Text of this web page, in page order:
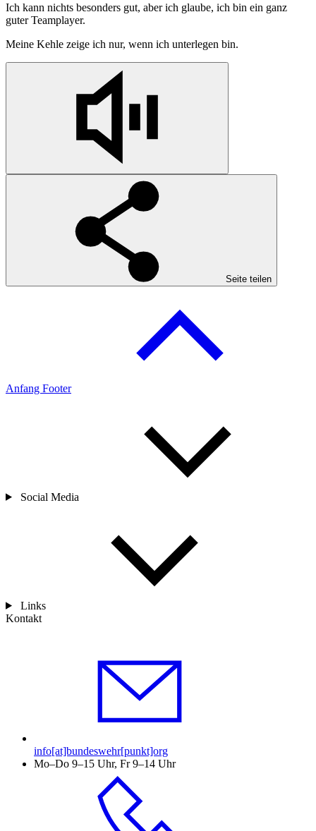
Ich kann nichts besonders gut, aber ich glaube, ich bin ein ganz
guter Teamplayer.
Meine Kehle zeige ich nur, wenn ich unterlegen bin.
Seite teilen
Anfang Footer
Social Media
Links
Kontakt
info[at]bundeswehr[punkt]org
Mo–Do 9–15 Uhr, Fr 9–14 Uhr